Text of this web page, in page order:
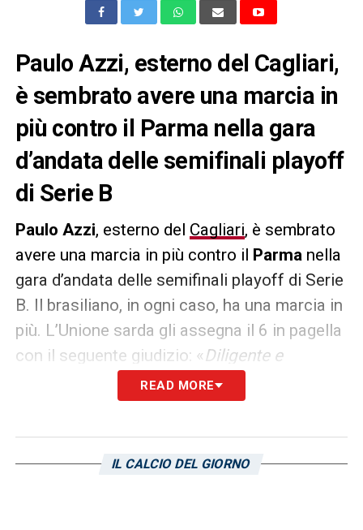
Paulo Azzi, esterno del Cagliari,
è sembrato avere una marcia in
più contro il Parma nella gara
d’andata delle semifinali playoff
di Serie B
Paulo Azzi, esterno del Cagliari, è sembrato
avere una marcia in più contro il Parma nella
gara d’andata delle semifinali playoff di Serie
B. Il brasiliano, in ogni caso, ha una marcia in
più. L’Unione sarda gli assegna il 6 in pagella
con il seguente giudizio: « Diligente e
propositivo, gli manca, però, lo strappo, e
ogni volta che arriva al dunque cincischia.
READ MORE
IL CALCIO DEL GIORNO